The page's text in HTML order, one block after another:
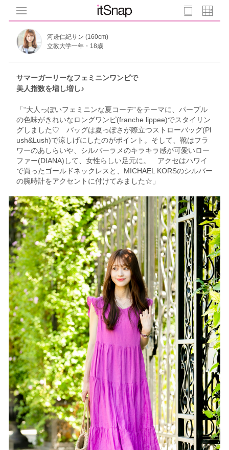
河邊仁紀サン (160cm)
立教大学一年・18歳
サマーガーリーなフェミニンワンピで
美人指数を増し増し♪
「“大人っぽいフェミニンな夏コーデ”をテーマに、パープル
の色味がきれいなロングワンピ(franche lippee)でスタイリン
グしました♡ バッグは夏っぽさが際立つストローバッグ(Pl
ush&Lush)で涼しげにしたのがポイント。そして、靴はフラ
ワーのあしらいや、シルバーラメのキラキラ感が可愛いロー
ファー(DIANA)して、女性らしい足元に。 アクセはハワイ
で買ったゴールドネックレスと、MICHAEL KORSのシルバー
の腕時計をアクセントに付けてみました☆」